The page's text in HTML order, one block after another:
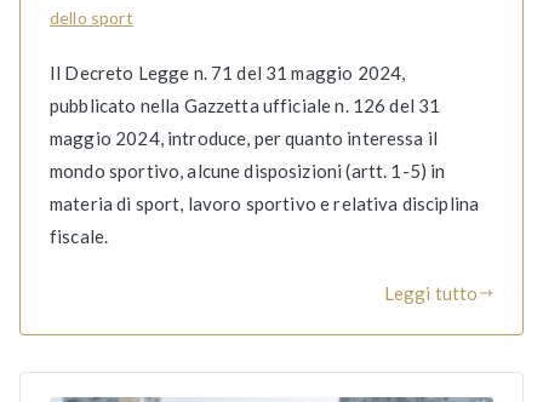
dello sport
Il Decreto Legge n. 71 del 31 maggio 2024,
pubblicato nella Gazzetta ufficiale n. 126 del 31
maggio 2024, introduce, per quanto interessa il
mondo sportivo, alcune disposizioni (artt. 1-5) in
materia di sport, lavoro sportivo e relativa disciplina
fiscale.
Leggi tutto